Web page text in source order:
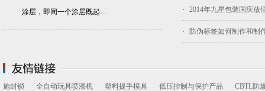
涂层，即同一个涂层既起…
2014年九星包装国庆放
防伪标签如何制作和制
施封锁 全自动玩具喷漆机 塑料提手模具 低压控制与保护产品
CBTL防